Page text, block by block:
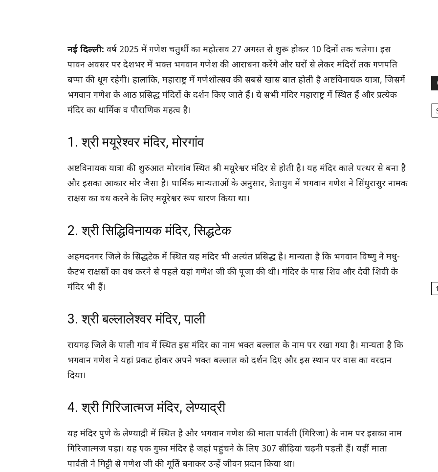
नई दिल्ली: वर्ष 2025 में गणेश चतुर्थी का महोत्सव 27 अगस्त से शुरू होकर 10 दिनों तक चलेगा। इस
पावन अवसर पर देशभर में भक्त भगवान गणेश की आराधना करेंगे और घरों से लेकर मंदिरों तक गणपति
बप्पा की धूम रहेगी। हालांकि, महाराष्ट्र में गणेशोत्सव की सबसे खास बात होती है अष्टविनायक यात्रा, जिसमें
भगवान गणेश के आठ प्रसिद्ध मंदिरों के दर्शन किए जाते हैं। ये सभी मंदिर महाराष्ट्र में स्थित हैं और प्रत्येक
मंदिर का धार्मिक व पौराणिक महत्व है।
1. श्री मयूरेश्वर मंदिर, मोरगांव
अष्टविनायक यात्रा की शुरुआत मोरगांव स्थित श्री मयूरेश्वर मंदिर से होती है। यह मंदिर काले पत्थर से बना है
और इसका आकार मोर जैसा है। धार्मिक मान्यताओं के अनुसार, त्रेतायुग में भगवान गणेश ने सिंधुरासुर नामक
राक्षस का वध करने के लिए मयूरेश्वर रूप धारण किया था।
2. श्री सिद्धिविनायक मंदिर, सिद्धटेक
अहमदनगर जिले के सिद्धटेक में स्थित यह मंदिर भी अत्यंत प्रसिद्ध है। मान्यता है कि भगवान विष्णु ने मधु-
कैटभ राक्षसों का वध करने से पहले यहां गणेश जी की पूजा की थी। मंदिर के पास शिव और देवी शिवी के
मंदिर भी हैं।
3. श्री बल्लालेश्वर मंदिर, पाली
रायगढ़ जिले के पाली गांव में स्थित इस मंदिर का नाम भक्त बल्लाल के नाम पर रखा गया है। मान्यता है कि
भगवान गणेश ने यहां प्रकट होकर अपने भक्त बल्लाल को दर्शन दिए और इस स्थान पर वास का वरदान
दिया।
4. श्री गिरिजात्मज मंदिर, लेण्याद्री
यह मंदिर पुणे के लेण्याद्री में स्थित है और भगवान गणेश की माता पार्वती (गिरिजा) के नाम पर इसका नाम
गिरिजात्मज पड़ा। यह एक गुफा मंदिर है जहां पहुंचने के लिए 307 सीढ़ियां चढ़नी पड़ती हैं। यहीं माता
पार्वती ने मिट्टी से गणेश जी की मूर्ति बनाकर उन्हें जीवन प्रदान किया था।